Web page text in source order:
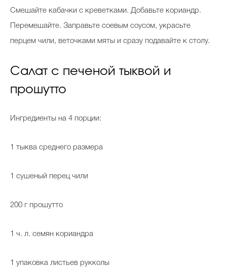
Смешайте кабачки с креветками. Добавьте кориандр.
Перемешайте. Заправьте соевым соусом, украсьте
перцем чили, веточками мяты и сразу подавайте к столу.
Салат с печеной тыквой и
прошутто
Ингредиенты на 4 порции:
1 тыква среднего размера
1 сушеный перец чили
200 г прошутто
1 ч. л. семян кориандра
1 упаковка листьев рукколы